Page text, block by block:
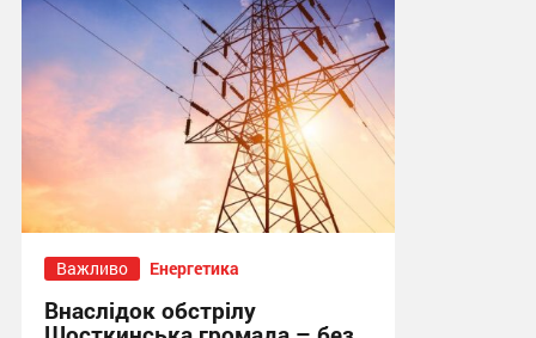
Важливо Енергетика
Внаслідок обстрілу